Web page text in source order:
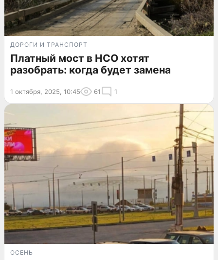
ДОРОГИ И ТРАНСПОРТ
Платный мост в НСО хотят
разобрать: когда будет замена
1 октября, 2025, 10:45 61 1
ОСЕНЬ